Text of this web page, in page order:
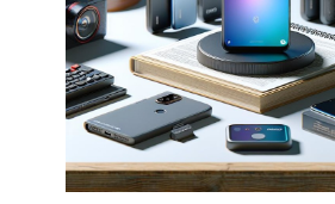
PRÍSLUŠENSTVO
TABLETY